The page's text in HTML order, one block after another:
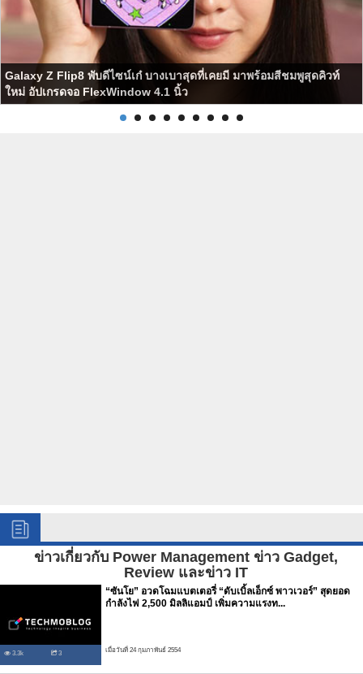
Galaxy Z Flip8 พับดีไซน์เก๋ บางเบาสุดที่เคยมี มาพร้อมสีชมพูสุดคิวท์
ใหม่ อัปเกรดจอ FlexWindow 4.1 นิ้ว
ข่าวเกี่ยวกับ Power Management ข่าว Gadget,
Review และข่าว IT
3.3k 3
“ซันโย” อวดโฉมแบตเตอรี่ “ดับเบิ้ลเอ็กซ์ พาวเวอร์” สุดยอด
กำลังไฟ 2,500 มิลลิแอมป์ เพิ่มความแรงท...
เมื่อวันที่ 24 กุมภาพันธ์ 2554